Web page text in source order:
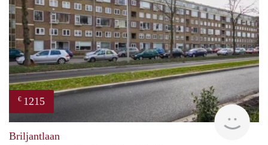
€ 1215
rent
Briljantlaan